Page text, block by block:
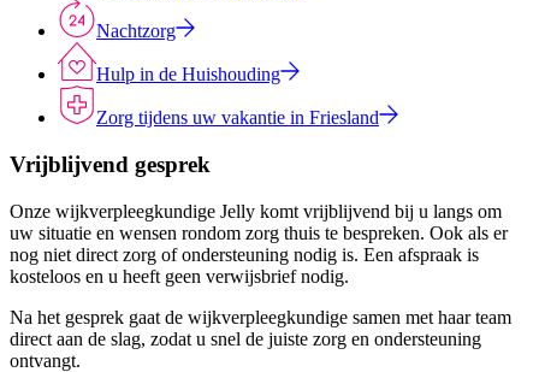
Nachtzorg
Hulp in de Huishouding
Zorg tijdens uw vakantie in Friesland
Vrijblijvend gesprek
Onze wijkverpleegkundige Jelly komt vrijblijvend bij u langs om
uw situatie en wensen rondom zorg thuis te bespreken. Ook als er
nog niet direct zorg of ondersteuning nodig is. Een afspraak is
kosteloos en u heeft geen verwijsbrief nodig.
Na het gesprek gaat de wijkverpleegkundige samen met haar team
direct aan de slag, zodat u snel de juiste zorg en ondersteuning
ontvangt.